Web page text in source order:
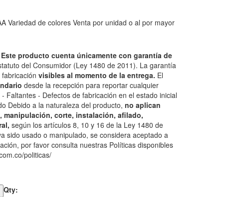
Variedad de colores Venta por unidad o al por mayor
Este producto cuenta únicamente con garantía de
del Consumidor (Ley 1480 de 2011). La garantía
visibles al momento de la entrega. El
desde la recepción para reportar cualquier
Faltantes - Defectos de fabricación en el estado inicial
Debido a la naturaleza del producto, no aplican
manipulación, corte, instalación, afilado,
según los artículos 8, 10 y 16 de la Ley 1480 de
sido usado o manipulado, se considera aceptado a
por favor consulta nuestras Políticas disponibles
politicas/
Qty: